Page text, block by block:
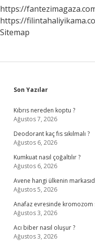
https://
https://
Sitemap
Sidebar
Son Yazılar
Kıbrıs nereden koptu ?
Ağustos 7, 2026
Deodorant kaç fıs sıkılmalı ?
Ağustos 6, 2026
Kumkuat nasıl çoğaltılır ?
Ağustos 6, 2026
Avene hangi ülkenin
Ağustos 5, 2026
Anafaz evresinde kromozom
Ağustos 3, 2026
Acı biber nasıl oluşur ?
Ağustos 3, 2026